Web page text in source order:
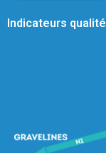
Indicateurs qualité